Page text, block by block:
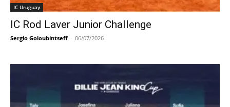
IC Uruguay
IC Rod Laver Junior Challenge
Sergio Goloubintseff - 06/07/2026